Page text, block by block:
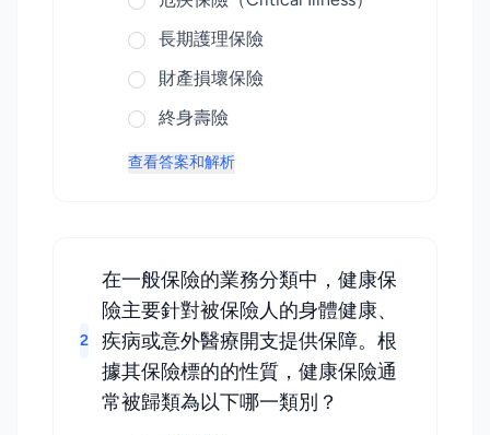
長期護理保險
財產損壞保險
終身壽險
查看答案和解析
2
在一般保險的業務分類中，健康保
險主要針對被保險人的身體健康、
疾病或意外醫療開支提供保障。根
據其保險標的的性質，健康保險通
常被歸類為以下哪一類別？